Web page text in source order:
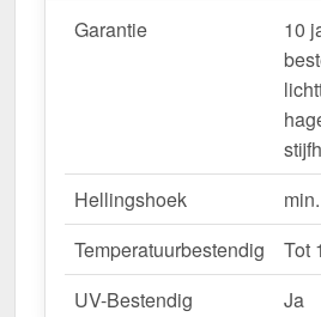
lichttransmissie voor planten.
Renovaties & nieuwbouw–
duurzame dakbedekking.
Commerciële hallen &
interieurs zonder extra
Agrarische gebouwen
–
oplossing voor stallen &
Op maat gemaakt & efficiënte
Garantie
10
Hellingshoek
Temperatuurbestendig
Tot
UV-Bestendig
Ja